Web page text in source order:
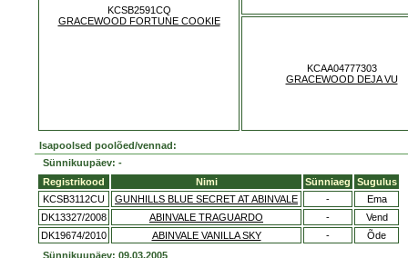
KCSB2591CQ
GRACEWOOD FORTUNE COOKIE
KCAA04777303
GRACEWOOD DEJA VU
Isapoolsed poolõed/vennad:
Sünnikuupäev: -
Registrikood
Nimi Sünniaeg
Sugulus
KCSB3112CU
GUNHILLS BLUE SECRET AT ABINVALE -
Ema
DK13327/2008
ABINVALE TRAGUARDO -
Vend
DK19674/2010
ABINVALE VANILLA SKY -
Õde
Sünnikuupäev: 09.03.2005